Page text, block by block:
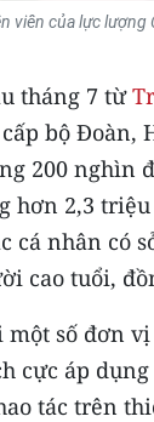
viên của lực
tháng 7 từ
bộ
200 nghìn
hơn 2,3
cá nhân có
cao tuổi,
một số đơn
cực áp
tác trên